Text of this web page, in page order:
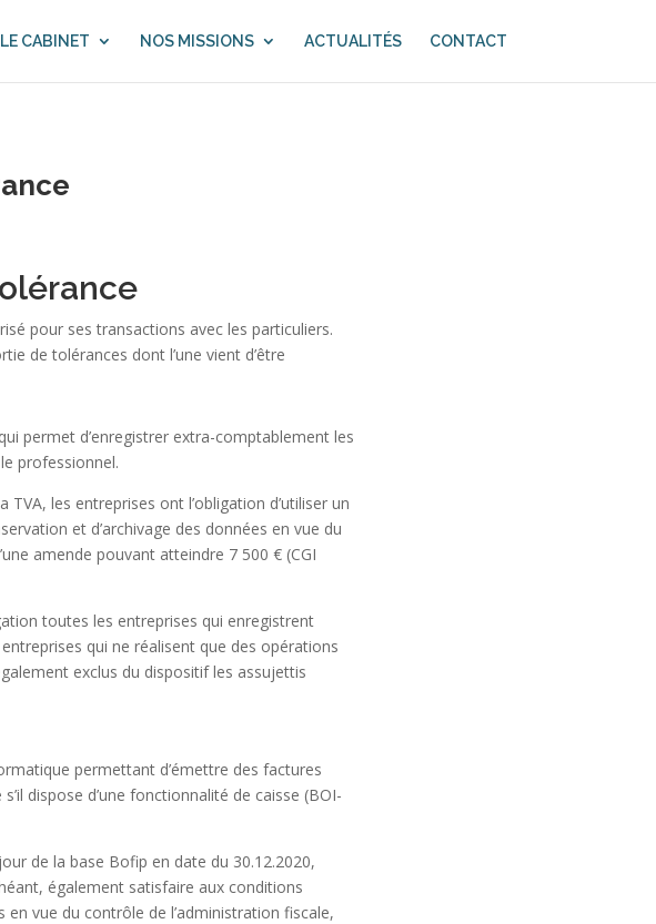
LE CABINET NOS MISSIONS ACTUALITÉS CONTACT
pour ses transactions avec les particuliers.
de tolérances dont l’une vient d’être
permet d’enregistrer extra-comptablement les
professionnel.
les entreprises ont l’obligation d’utiliser un
et d’archivage des données en vue du
amende pouvant atteindre 7 500 € (CGI
toutes les entreprises qui enregistrent
qui ne réalisent que des opérations
exclus du dispositif les assujettis
permettant d’émettre des factures
dispose d’une fonctionnalité de caisse (BOI-
de la base Bofip en date du 30.12.2020,
également satisfaire aux conditions
en vue du contrôle de l’administration fiscale,